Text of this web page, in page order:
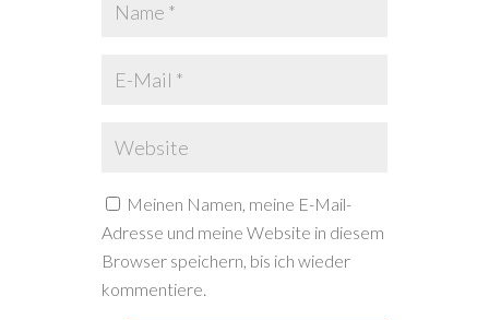
Meinen Namen, meine E-Mail-
Adresse und meine Website in diesem
Browser speichern, bis ich wieder
kommentiere.